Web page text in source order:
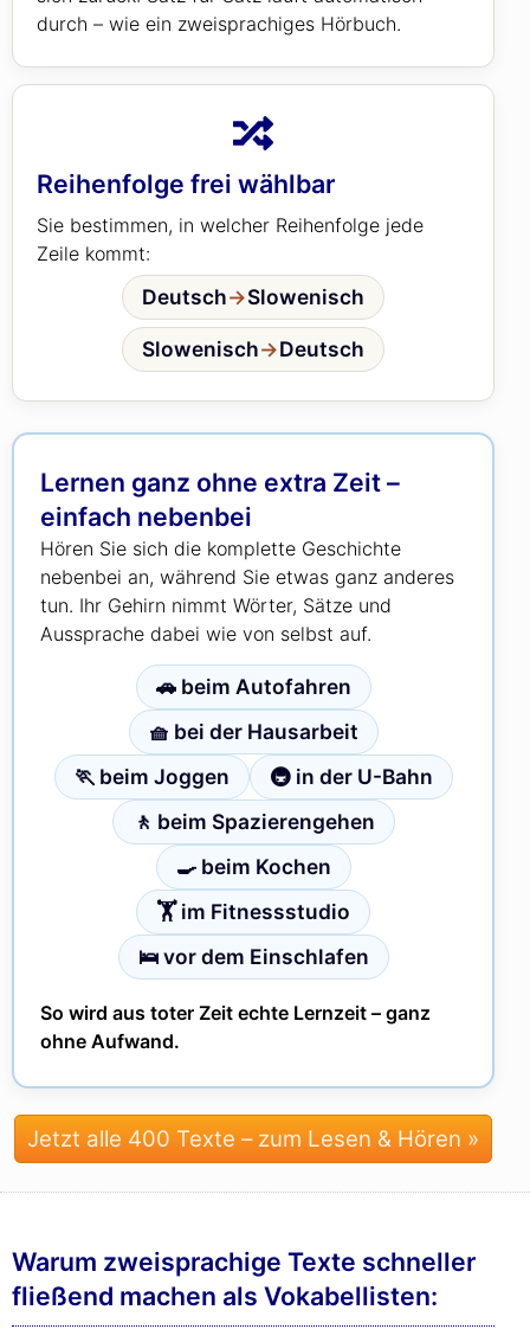
durch – wie ein zweisprachiges Hörbuch.
Reihenfolge frei wählbar
Sie bestimmen, in welcher Reihenfolge jede
Zeile kommt:
Deutsch→Slowenisch
Slowenisch→Deutsch
Lernen ganz ohne extra Zeit –
einfach nebenbei
Hören Sie sich die komplette Geschichte
nebenbei an, während Sie etwas ganz anderes
tun. Ihr Gehirn nimmt Wörter, Sätze und
Aussprache dabei wie von selbst auf.
🚗 beim Autofahren
🧺 bei der Hausarbeit
🏃 beim Joggen
🚇 in der U-Bahn
🚶 beim Spazierengehen
🍳 beim Kochen
🏋️ im Fitnessstudio
🛌 vor dem Einschlafen
So wird aus toter Zeit echte Lernzeit – ganz
ohne Aufwand.
Jetzt alle 400 Texte – zum Lesen & Hören »
Warum zweisprachige Texte schneller
fließend machen als Vokabellisten: